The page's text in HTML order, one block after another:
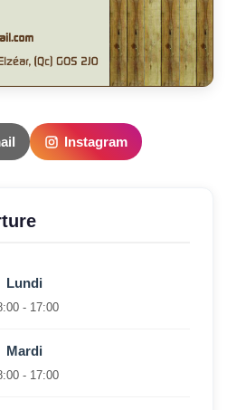
Instagram
Lundi
- 17:00
Mardi
- 17:00